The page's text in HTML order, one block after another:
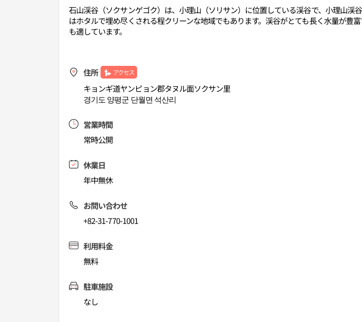
石山渓谷（ソクサンゲゴク）は、小理山（ソリサン）に位置している渓谷で、小理山渓
はホタルで埋め尽くされる程クリーンな地域でもあります。渓谷がとても長く水量が豊
も適しています。
住所 アクセス
キョンギ道ヤンピョン郡タヌル面ソクサン里
경기도 양평군 단월면 석산리
営業時間
常時公開
休業日
年中無休
お問い合わせ
+82-31-770-1001
利用料金
無料
駐車施設
なし